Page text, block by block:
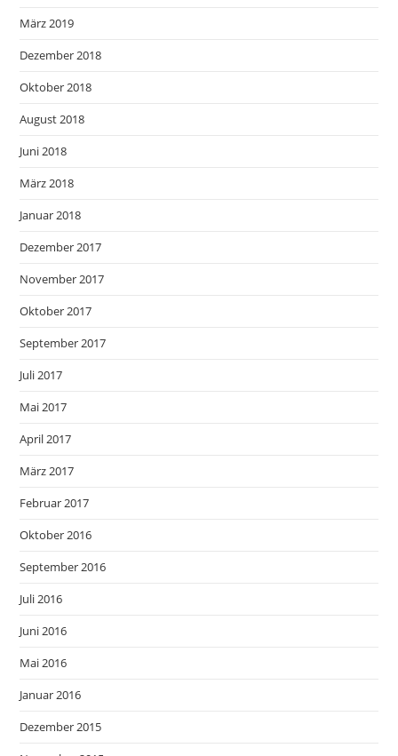
März 2019
Dezember 2018
Oktober 2018
August 2018
Juni 2018
März 2018
Januar 2018
Dezember 2017
November 2017
Oktober 2017
September 2017
Juli 2017
Mai 2017
April 2017
März 2017
Februar 2017
Oktober 2016
September 2016
Juli 2016
Juni 2016
Mai 2016
Januar 2016
Dezember 2015